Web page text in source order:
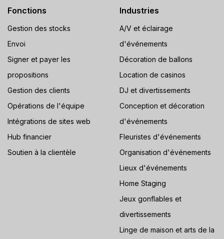
Fonctions
Gestion des stocks
Envoi
Signer et payer les
propositions
Gestion des clients
Opérations de l'équipe
Intégrations de sites web
Hub financier
Soutien à la clientèle
Industries
A/V et éclairage
d'événements
Décoration de ballons
Location de casinos
DJ et divertissements
Conception et décoration
d'événements
Fleuristes d'événements
Organisation d'événements
Lieux d'événements
Home Staging
Jeux gonflables et
divertissements
Linge de maison et arts de la